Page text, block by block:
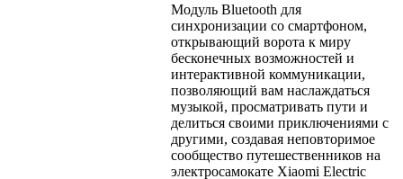
Модуль Bluetooth для
синхронизации со смартфоном,
открывающий ворота к миру
бесконечных возможностей и
интерактивной коммуникации,
позволяющий вам наслаждаться
музыкой, просматривать пути и
делиться своими приключениями с
другими, создавая неповторимое
сообщество путешественников на
электросамокате Xiaomi Electric